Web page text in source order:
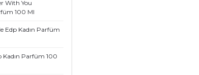
With You
100 Ml
Edp Kadın Parfüm
Kadın Parfüm 100